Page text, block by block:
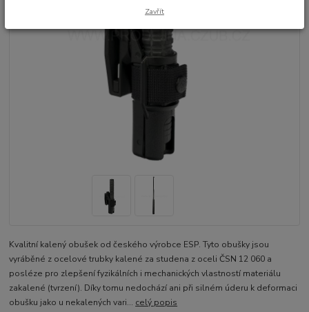
Kvalitní kalený obušek od českého výrobce ESP. Tyto obušky jsou
vyráběné z ocelové trubky kalené za studena z oceli ČSN 12 060 a
posléze pro zlepšení fyzikálních i mechanických vlastností materiálu
zakalené (tvrzení). Díky tomu nedochází ani při silném úderu k deformaci
obušku jako u nekalených vari... celý popis
Zavřít